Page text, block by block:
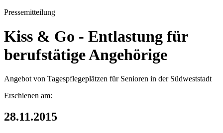
Pressemitteilung
Kiss & Go - Entlastung für
berufstätige Angehörige
Angebot von Tagespflegeplätzen für Senioren in der Südweststadt
Erschienen am:
28.11.2015